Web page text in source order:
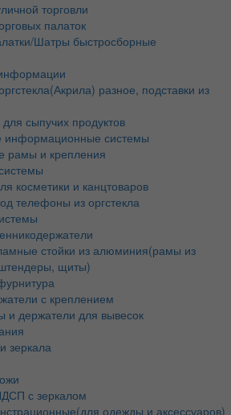
торговли
палаток
Шатры быстросборные
разное, подставки из
сыпучих продуктов
информационные системы
рамы и крепления
косметики и канцтоваров
телефоны из оргстекла
стойки из алюминия(рамы из
щиты)
с креплением
и держатели для вывесок
зеркала
с зеркалом
одежды и аксессуаров)